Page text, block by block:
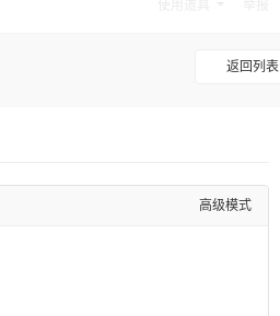
返回列表
高级模式